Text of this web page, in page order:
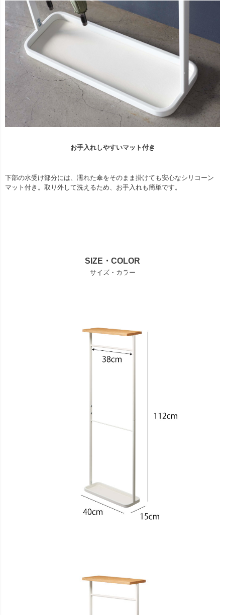
お手入れしやすいマット付き
下部の水受け部分には、濡れた傘をそのまま掛けても安心なシリコーン
マット付き。取り外して洗えるため、お手入れも簡単です。
SIZE・COLOR
サイズ・カラー